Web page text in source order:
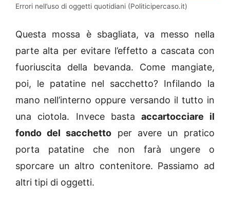
Errori nell’uso di oggetti quotidiani (Politicipercaso.it)
Questa mossa è sbagliata, va messo nella
parte alta per evitare l’effetto a cascata con
fuoriuscita della bevanda. Come mangiate,
poi, le patatine nel sacchetto? Infilando la
mano nell’interno oppure versando il tutto in
una ciotola. Invece basta accartocciare il
fondo del sacchetto per avere un pratico
porta patatine che non farà ungere o
sporcare un altro contenitore. Passiamo ad
altri tipi di oggetti.